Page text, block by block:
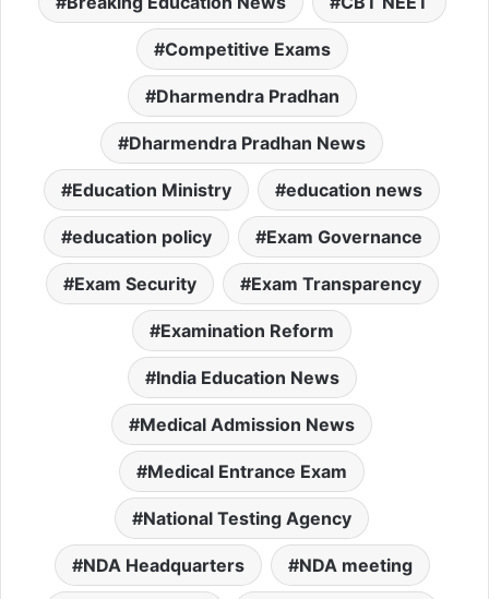
Competitive Exams
Dharmendra Pradhan
Dharmendra Pradhan News
Education Ministry education news
education policy Exam Governance
Exam Security Exam Transparency
Examination Reform
India Education News
Medical Admission News
Medical Entrance Exam
National Testing Agency
NDA Headquarters NDA meeting